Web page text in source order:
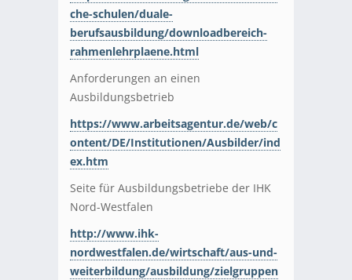
che-schulen/duale-
berufsausbildung/downloadbereich-
rahmenlehrplaene.html
Anforderungen an einen
Ausbildungsbetrieb
https://www.arbeitsagentur.de/web/c
ontent/DE/Institutionen/Ausbilder/ind
ex.htm
Seite für Ausbildungsbetriebe der IHK
Nord-Westfalen
http://www.ihk-
nordwestfalen.de/wirtschaft/aus-und-
weiterbildung/ausbildung/zielgruppen